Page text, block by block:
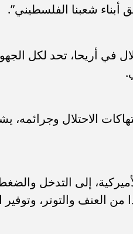
شعبنا الفلسطيني”.
في أريحا، تحد لكل
الاحتلال وجرائمه،
إلى التدخل
العنف والتوتر، وتوفير